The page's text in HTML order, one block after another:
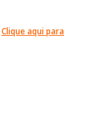
Clique aqui para